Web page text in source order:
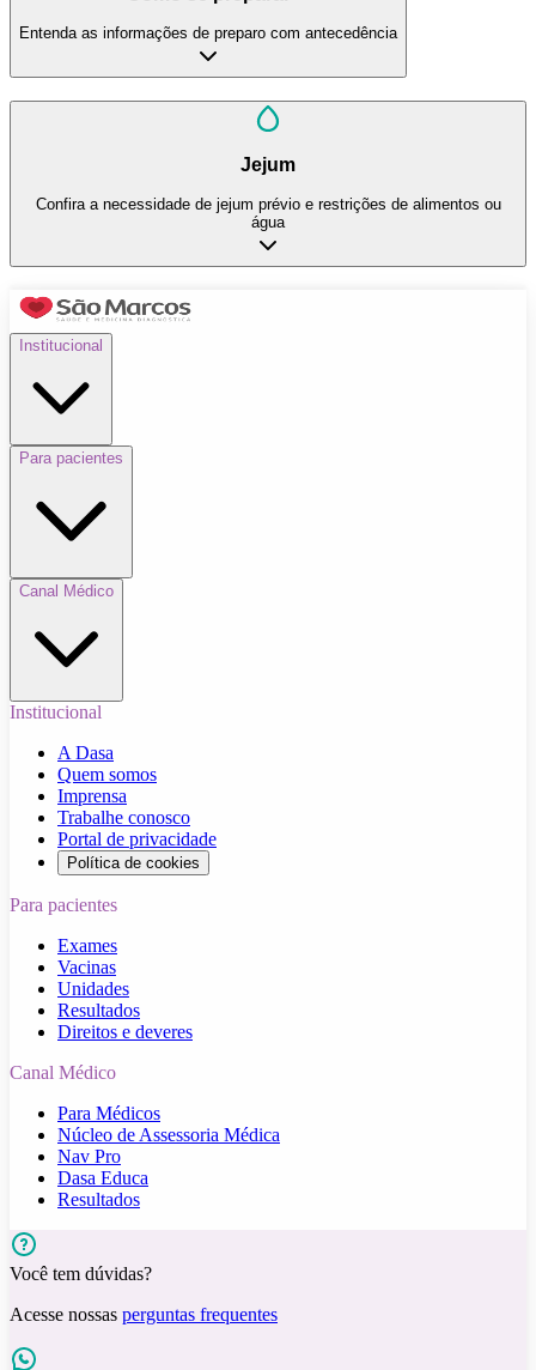
Entenda as informações de preparo com antecedência
Jejum
Confira a necessidade de jejum prévio e restrições de alimentos ou
água
Institucional
Para pacientes
Canal Médico
Institucional
A Dasa
Quem somos
Imprensa
Trabalhe conosco
Portal de privacidade
Política de cookies
Para pacientes
Exames
Vacinas
Unidades
Resultados
Direitos e deveres
Canal Médico
Para Médicos
Núcleo de Assessoria Médica
Nav Pro
Dasa Educa
Resultados
Você tem dúvidas?
Acesse nossas perguntas frequentes